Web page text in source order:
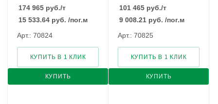
174 965 руб./т
15 533.64 руб. /пог.м
Арт.: 70824
КУПИТЬ
КУПИТЬ В 1 КЛИК
101 465 руб./т
9 008.21 руб. /пог.м
Арт.: 70825
КУПИТЬ
КУПИТЬ В 1 КЛИК